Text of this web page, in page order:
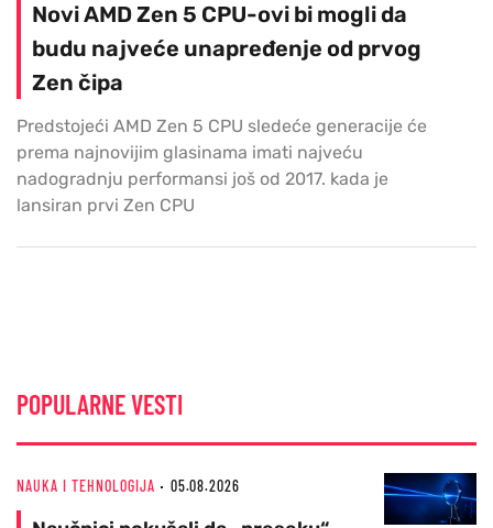
Novi AMD Zen 5 CPU-ovi bi mogli da
budu najveće unapređenje od prvog
Zen čipa
Predstojeći AMD Zen 5 CPU sledeće generacije će
prema najnovijim glasinama imati najveću
nadogradnju performansi još od 2017. kada je
lansiran prvi Zen CPU
POPULARNE VESTI
NAUKA I TEHNOLOGIJA 05.08.2026